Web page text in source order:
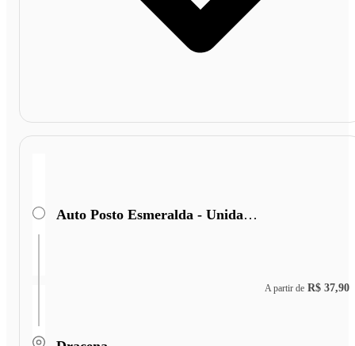
Auto Posto Esmeralda - Unidade II
A partir de R$ 37,90